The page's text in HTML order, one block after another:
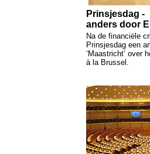
Prinsjesdag -
anders door
Na de financiële
Prinsjesdag een
‘Maastricht’ over
à la Brussel.